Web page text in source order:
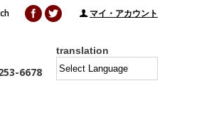
Facebook
Twitter マイ・アカウント
6678
translation